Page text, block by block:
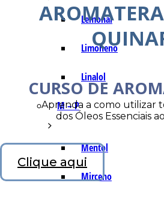
Lemonal
Limoneno
Linalol
M – P
Mentol
Mirceno
CURSO DE
Aprenda a como utilizar
dos Óleos Essenciais
Clique aqui